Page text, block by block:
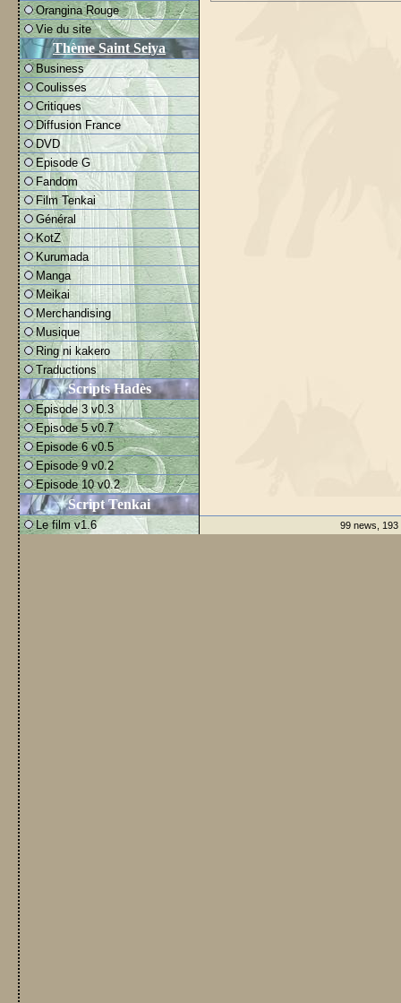
Orangina Rouge
Vie du site
Thème Saint Seiya
Business
Coulisses
Critiques
Diffusion France
DVD
Episode G
Fandom
Film Tenkai
Général
KotZ
Kurumada
Manga
Meikai
Merchandising
Musique
Ring ni kakero
Traductions
Scripts Hadès
Episode 3 v0.3
Episode 5 v0.7
Episode 6 v0.5
Episode 9 v0.2
Episode 10 v0.2
Script Tenkai
Le film v1.6 99 news,